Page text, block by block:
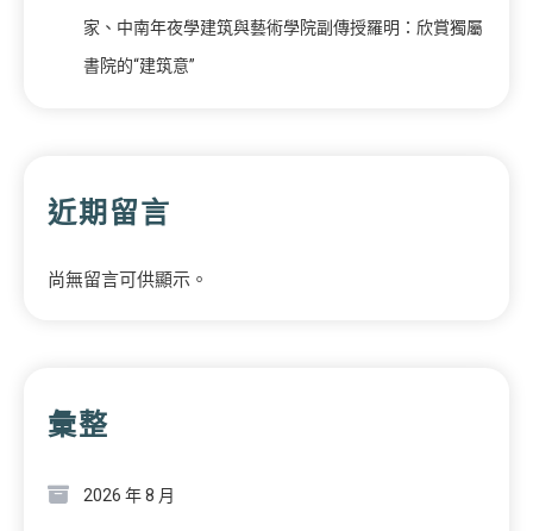
家、中南年夜學建筑與藝術學院副傳授羅明：欣賞獨屬
書院的“建筑意”
近期留言
尚無留言可供顯示。
彙整
2026 年 8 月